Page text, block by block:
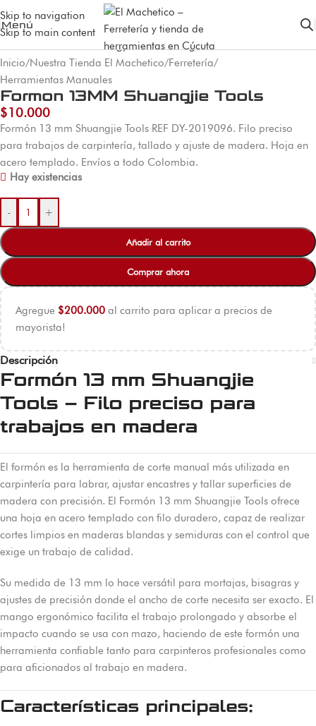
Skip to navigation
Skip to main content
Menú
Inicio/Nuestra Tienda El Machetico/Ferretería/
Herramientas Manuales
Formon 13MM Shuangjie Tools
$10.000
Formón 13 mm Shuangjie Tools REF DY-2019096. Filo preciso
para trabajos de carpintería, tallado y ajuste de madera. Hoja en
acero templado. Envíos a todo Colombia.
Hay existencias
- +
Añadir al carrito
Comprar ahora
Agregue $200.000 al carrito para aplicar a precios de
mayorista!
Descripción
Formón 13 mm Shuangjie
Tools – Filo preciso para
trabajos en madera
El formón es la herramienta de corte manual más utilizada en
carpintería para labrar, ajustar encastres y tallar superficies de
madera con precisión. El Formón 13 mm Shuangjie Tools ofrece
una hoja en acero templado con filo duradero, capaz de realizar
cortes limpios en maderas blandas y semiduras con el control que
exige un trabajo de calidad.
Su medida de 13 mm lo hace versátil para mortajas, bisagras y
ajustes de precisión donde el ancho de corte necesita ser exacto. El
mango ergonómico facilita el trabajo prolongado y absorbe el
impacto cuando se usa con mazo, haciendo de este formón una
herramienta confiable tanto para carpinteros profesionales como
para aficionados al trabajo en madera.
Características principales: